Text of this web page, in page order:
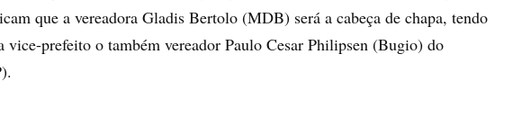
que a vereadora Gladis Bertolo (MDB) será a cabeça de chapa, tendo
vice-prefeito o também vereador Paulo Cesar Philipsen (Bugio) do